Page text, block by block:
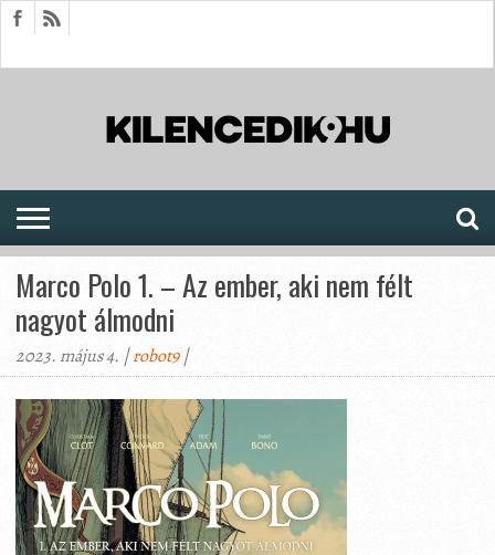
Marco Polo 1. – Az ember, aki nem félt
nagyot álmodni
2023. május 4. |robot9|